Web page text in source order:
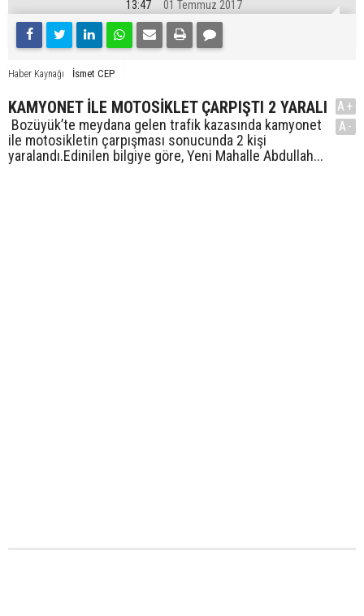
13:47 01 Temmuz 2017
Haber Kaynağı İsmet CEP
KAMYONET İLE MOTOSİKLET ÇARPIŞTI 2 YARALI
Bozüyük’te meydana gelen trafik kazasında kamyonet
ile motosikletin çarpışması sonucunda 2 kişi
yaralandı.Edinilen bilgiye göre, Yeni Mahalle Abdullah...
A+
A-